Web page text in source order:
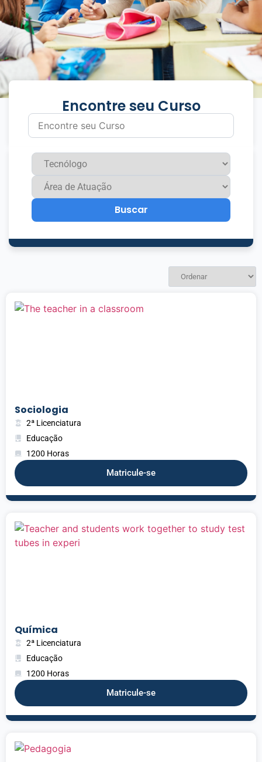
Encontre seu Curso
Buscar
Sociologia
2ª Licenciatura
Educação
1200 Horas
Matricule-se
Química
2ª Licenciatura
Educação
1200 Horas
Matricule-se